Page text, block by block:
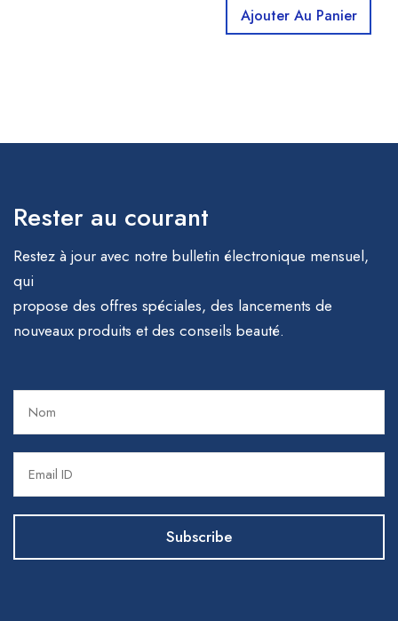
Ajouter Au Panier
Rester au courant
Restez à jour avec notre bulletin électronique mensuel,
qui
propose des offres spéciales, des lancements de
nouveaux produits et des conseils beauté.